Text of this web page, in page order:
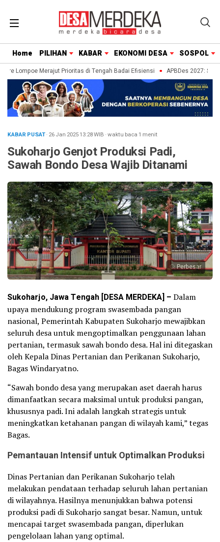
Home PILIHAN KABAR EKONOMI DESA SOSPOL
Lompoe Merajut Prioritas di Tengah Badai Efisiensi APBDes 2027:
KABAR PUSAT· 26 Jan 202513:28WIB ·waktu baca 1 menit
Sukoharjo Genjot Produksi Padi,
Sawah Bondo Desa Wajib Ditanami
Perbesar
Sukoharjo, Jawa Tengah [DESA MERDEKA] – Dalam
upaya mendukung program swasembada pangan
nasional, Pemerintah Kabupaten Sukoharjo mewajibkan
seluruh desa untuk mengoptimalkan penggunaan lahan
pertanian, termasuk sawah bondo desa. Hal ini ditegaskan
oleh Kepala Dinas Pertanian dan Perikanan Sukoharjo,
Bagas Windaryatno.
“Sawah bondo desa yang merupakan aset daerah harus
dimanfaatkan secara maksimal untuk produksi pangan,
khususnya padi. Ini adalah langkah strategis untuk
meningkatkan ketahanan pangan di wilayah kami,” tegas
Bagas.
Pemantauan Intensif untuk Optimalkan Produksi
Dinas Pertanian dan Perikanan Sukoharjo telah
melakukan pendataan terhadap seluruh lahan pertanian
di wilayahnya. Hasilnya menunjukkan bahwa potensi
produksi padi di Sukoharjo sangat besar. Namun, untuk
mencapai target swasembada pangan, diperlukan
pengelolaan lahan yang optimal.